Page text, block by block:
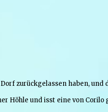
zurückgelassen haben,
Höhle und isst eine von Corilo